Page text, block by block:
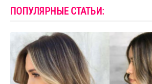
ПОПУЛЯРНЫЕ СТАТЬИ: